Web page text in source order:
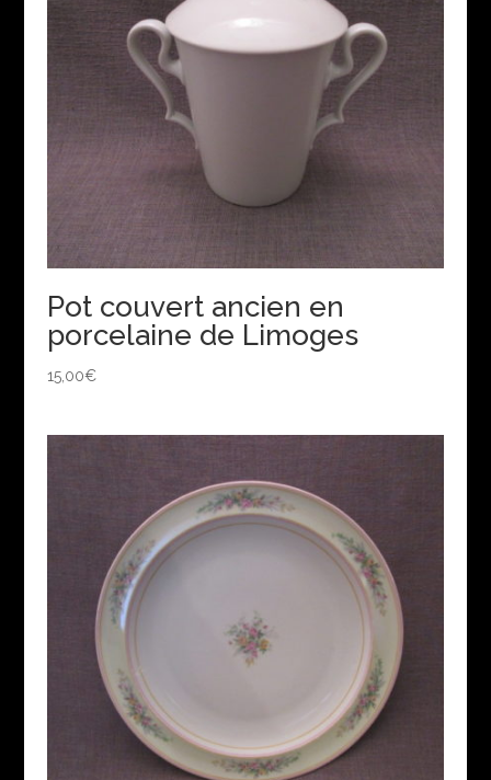
Pot couvert ancien en
porcelaine de Limoges
15,00€